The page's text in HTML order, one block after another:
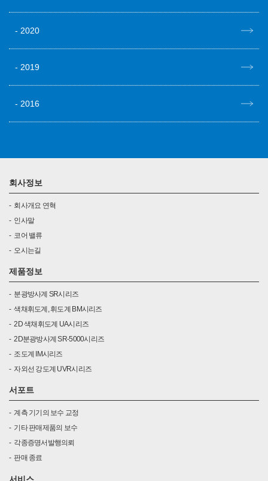
2020
2019
2016
회사정보
회사개요 연혁
인사말
코어 밸류
오시는길
제품정보
분광방사계 SR시리즈
색채휘도계, 휘도계 BM시리즈
2D 색채휘도계 UA시리즈
2D분광방사계 SR-5000시리즈
조도계 IM시리즈
자외선 강도계 UVR시리즈
서포트
계측 기기의 보수 교정
기타 판매제품의 보수
각종증명서발행의뢰
판매 종료